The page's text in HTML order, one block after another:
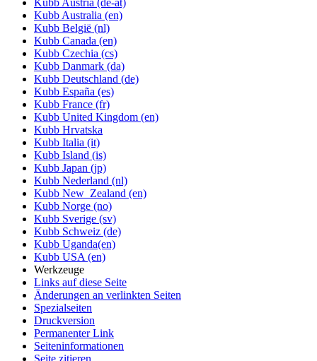
Kubb Austria (de-at)
Kubb Australia (en)
Kubb België (nl)
Kubb Canada (en)
Kubb Czechia (cs)
Kubb Danmark (da)
Kubb Deutschland (de)
Kubb España (es)
Kubb France (fr)
Kubb United Kingdom (en)
Kubb Hrvatska
Kubb Italia (it)
Kubb Island (is)
Kubb Japan (jp)
Kubb Nederland (nl)
Kubb New_Zealand (en)
Kubb Norge (no)
Kubb Sverige (sv)
Kubb Schweiz (de)
Kubb Uganda(en)
Kubb USA (en)
Werkzeuge
Links auf diese Seite
Änderungen an verlinkten Seiten
Spezialseiten
Druckversion
Permanenter Link
Seiten­informationen